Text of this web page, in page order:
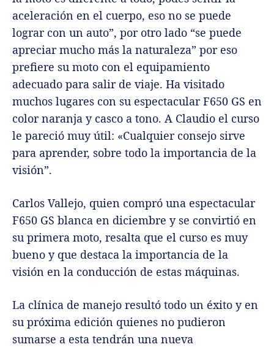
aceleración en el cuerpo, eso no se puede
lograr con un auto”, por otro lado “se puede
apreciar mucho más la naturaleza” por eso
prefiere su moto con el equipamiento
adecuado para salir de viaje. Ha visitado
muchos lugares con su espectacular F650 GS en
color naranja y casco a tono. A Claudio el curso
le pareció muy útil: «Cualquier consejo sirve
para aprender, sobre todo la importancia de la
visión”.
Carlos Vallejo, quien compró una espectacular
F650 GS blanca en diciembre y se convirtió en
su primera moto, resalta que el curso es muy
bueno y que destaca la importancia de la
visión en la conducción de estas máquinas.
La clínica de manejo resultó todo un éxito y en
su próxima edición quienes no pudieron
sumarse a esta tendrán una nueva